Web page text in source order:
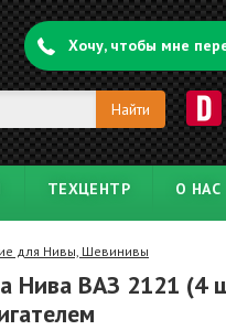
Хочу, чтобы мне
ТЕХЦЕНТР О НАС
для Нивы, Шевинивы
Нива ВАЗ 2121 (4